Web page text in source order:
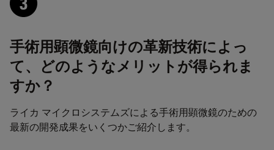
手術用顕微鏡向けの革新技術によっ
て、どのようなメリットが得られま
すか？
ライカ マイクロシステムズによる手術用顕微鏡のための
最新の開発成果をいくつかご紹介します。